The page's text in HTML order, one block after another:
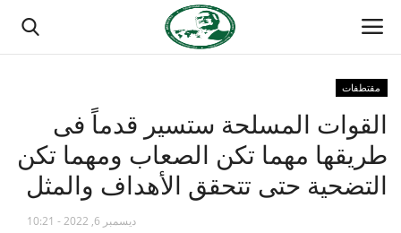
الصفحة الرئيسية
مقتطفات
القوات المسلحة ستسير قدماً فى
طريقها مهما تكن الصعاب ومهما تكن
التضحية حتى تتحقق الأهداف والمثل
ديسمبر 6, 2022 - 10:21